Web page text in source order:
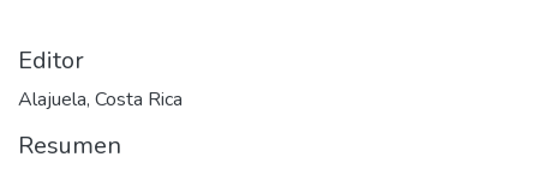
Editor
Alajuela, Costa Rica
Resumen